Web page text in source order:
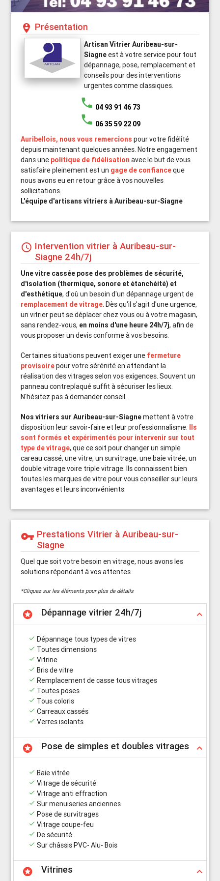
person_pin_circle Présentation
Artisan Vitrier Auribeau-sur-
Siagneest à votre service pour tout
dépannage, pose, remplacement et
conseils pour des interventions
urgentes comme classiques.
phone 04 93 91 46 73
phone 06 35 59 22 09
Auribellois, nous vous remercions pour votre fidélité
depuis maintenant quelques années. Notre engagement
dans une politique de fidélisation avec le but de vous
satisfaire pleinement est un gage de confianceque
nous avons eu en retour grâce à vos nouvelles
sollicitations.
L'équipe d'artisans vitriers à Auribeau-sur-Siagne
schedule Intervention vitrier à Auribeau-sur-
Siagne 24h/7j
Une vitre cassée pose des problèmes de sécurité,
d'isolation (thermique, sonore et étanchéité) et
d'esthétique, d'où un besoin d'un dépannage urgent de
remplacement de vitrage. Dès qu'il s'agit d'une urgence,
un vitrier peut se déplacer chez vous ou à votre magasin,
sans rendez-vous, en moins d'une heure 24h/7j, afin de
vous proposer un devis conforme à vos besoins.
Certaines situations peuvent exiger une fermeture
provisoirepour votre sérénité en attendant la
réalisation des vitrages selon vos exigences. Souvent un
panneau contreplaqué suffit à sécuriser les lieux.
N'hésitez pas à demander conseil.
Nos vitriers sur Auribeau-sur-Siagnemettent à votre
disposition leur savoir-faire et leur professionnalisme. Ils
sont formés et expérimentés pour intervenir sur tout
type de vitrage, que ce soit pour changer un simple
careau cassé, une vitre, un survitrage, une baie vitrée, un
double vitrage voire triple vitrage. Ils connaissent bien
toutes les marques de vitre pour vous conseiller sur leurs
avantages et leurs inconvénients.
vpn_key Prestations Vitrier à Auribeau-sur-
Siagne
Quel que soit votre besoin en vitrage, nous avons les
solutions répondant à vos attentes.
*Cliquez sur les éléments pour plus de détails
stars keyboard_arrow_up
Dépannage vitrier 24h/7j
done Dépannage tous types de vitres
done Toutes dimensions
done Vitrine
done Bris de vitre
done Remplacement de casse tous vitrages
done Toutes poses
done Tous coloris
done Carreaux cassés
done Verres isolants
stars keyboard_arrow_up
Pose de simples et doubles vitrages
done Baie vitrée
done Vitrage de sécurité
done Vitrage anti effraction
done Sur menuiseries anciennes
done Pose de survitrages
done Vitrage coupe-feu
done De sécurité
done Sur châssis PVC- Alu- Bois
stars keyboard_arrow_up
Vitrines